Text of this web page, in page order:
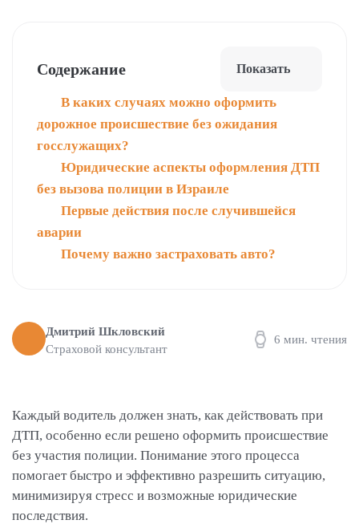
Содержание Показать
В каких случаях можно оформить
дорожное происшествие без ожидания
госслужащих?
Юридические аспекты оформления ДТП
без вызова полиции в Израиле
Первые действия после случившейся
аварии
Почему важно застраховать авто?
Дмитрий Шкловский
Страховой консультант
6 мин. чтения
Каждый водитель должен знать, как действовать при
ДТП, особенно если решено оформить происшествие
без участия полиции. Понимание этого процесса
помогает быстро и эффективно разрешить ситуацию,
минимизируя стресс и возможные юридические
последствия.